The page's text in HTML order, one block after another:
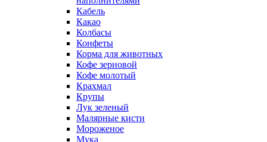
Кабель
Какао
Колбасы
Конфеты
Корма для животных
Кофе зерновой
Кофе молотый
Крахмал
Крупы
Лук зеленый
Малярные кисти
Мороженое
Мука